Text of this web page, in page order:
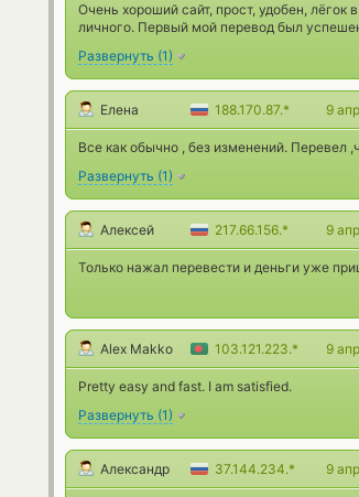
Очень хороший сайт, прост, удобен, лёгок
личного. Первый мой перевод был
Развернуть (1)
Елена 188.170.87.* 9
Все как обычно , без изменений. Перевел
Развернуть (1)
Алексей 217.66.156.* 9
Только нажал перевести и деньги уже
Alex Makko 103.121.223.* 9
Pretty easy and fast. I am satisfied.
Развернуть (1)
Александр 37.144.234.* 9